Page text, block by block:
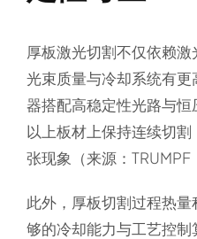
厚板激光切割不仅依赖激
光束质量与冷却系统有更
器搭配高稳定性光路与
以上板材上保持连续切
张现象（来源：TRUMPF
此外，厚板切割过程热
够的冷却能力与工艺控